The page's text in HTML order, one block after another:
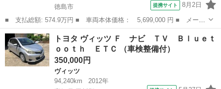
徳島市
提携サイト 8月2日
■ 支払総額: 574.9万円 ■ 車両本体価格： 5,699,000 円 ■ メーカ
ー名： トヨタ ■ 車種名： アルファード ■ グレード名： Ｚ
ワンオーナー／４ＷＤ／黒レザーシート／スペアタイヤ／メーカーナ
ビ／フル...
徳島 徳島市 アルファード
トヨタ ヴィッツ Ｆ ナビ ＴＶ Ｂｌｕｅｔ
ｏｏｔｈ ＥＴＣ （車検整備付）
350,000円
ヴィッツ
94,240km
2012年